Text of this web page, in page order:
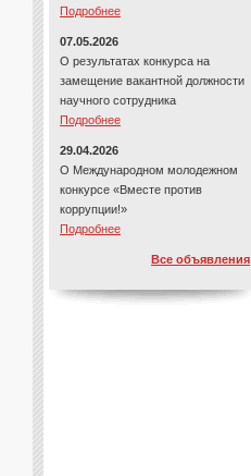
Подробнее
07.05.2026
О результатах конкурса на
замещение вакантной должности
научного сотрудника
Подробнее
29.04.2026
О Международном молодежном
конкурсе «Вместе против
коррупции!»
Подробнее
Все объявления